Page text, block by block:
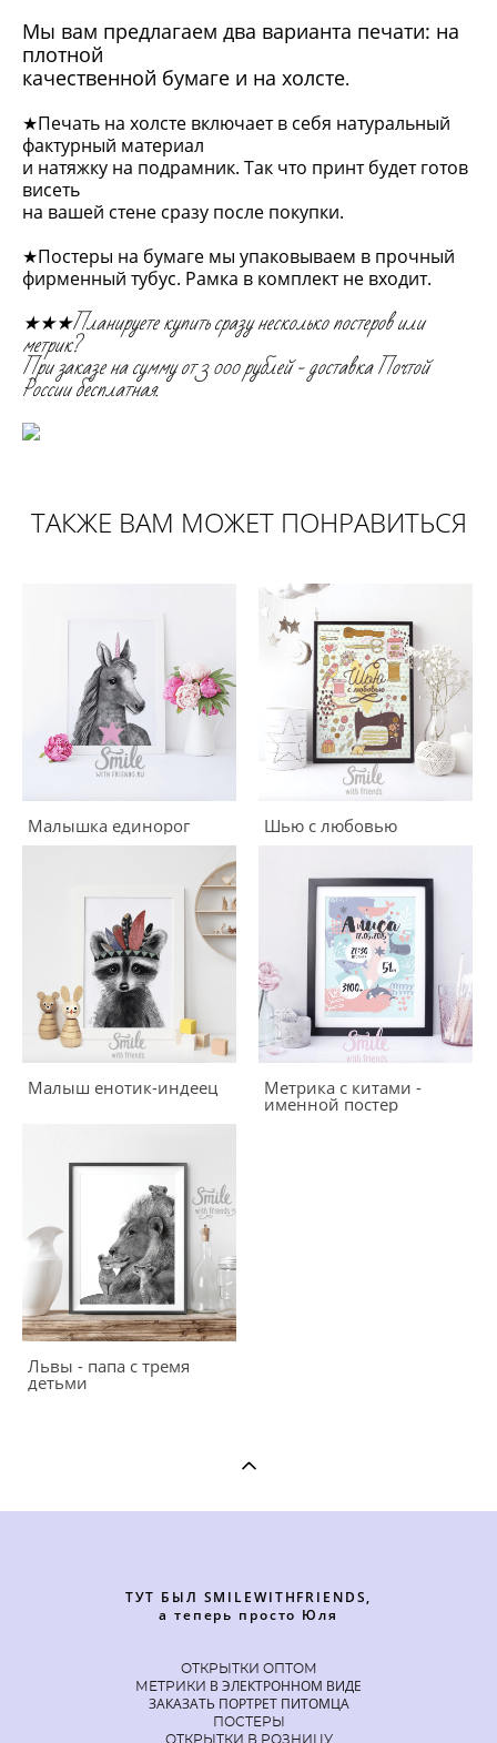
Мы вам предлагаем два варианта печати: на
плотной
качественной бумаге и на холсте.
★Печать на холсте включает в себя натуральный
фактурный материал
и натяжку на подрамник. Так что принт будет готов
висеть
на вашей стене сразу после покупки.
★Постеры на бумаге мы упаковываем в прочный
фирменный тубус. Рамка в комплект не входит.
★★★Планируете купить сразу несколько постеров или
метрик?
При заказе на сумму от 3 000 рублей - доставка Почтой
России бесплатная.
ТАКЖЕ ВАМ МОЖЕТ ПОНРАВИТЬСЯ
Малышка единорог Шью с любовью
Малыш енотик-индеец Метрика с китами -
именной постер
Львы - папа с тремя
детьми
ТУТ БЫЛ SMILEWITHFRIENDS,
а теперь просто Юля
ОТКРЫТКИ ОПТОМ
МЕТРИКИ В ЭЛЕКТРОННОМ ВИДЕ
ЗАКАЗАТЬ ПОРТРЕТ ПИТОМЦА
ПОСТЕРЫ
ОТКРЫТКИ В РОЗНИЦУ